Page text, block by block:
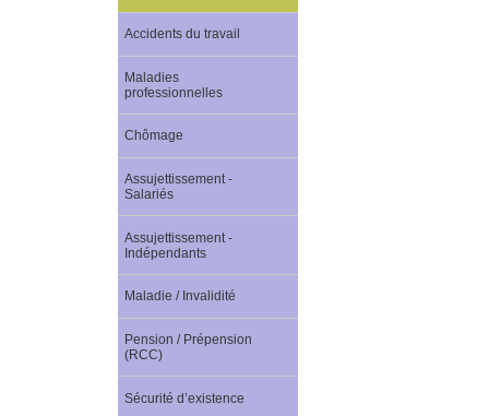
Accidents du travail
Maladies
professionnelles
Chômage
Assujettissement -
Salariés
Assujettissement -
Indépendants
Maladie / Invalidité
Pension / Prépension
(RCC)
Sécurité d’existence